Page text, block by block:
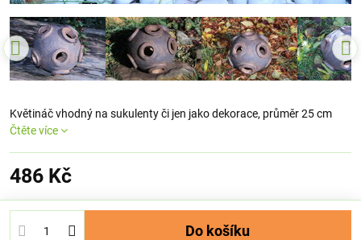
Květináč vhodný na sukulenty či jen jako dekorace, průměr 25 cm
Čtěte více
486 Kč
Do košíku